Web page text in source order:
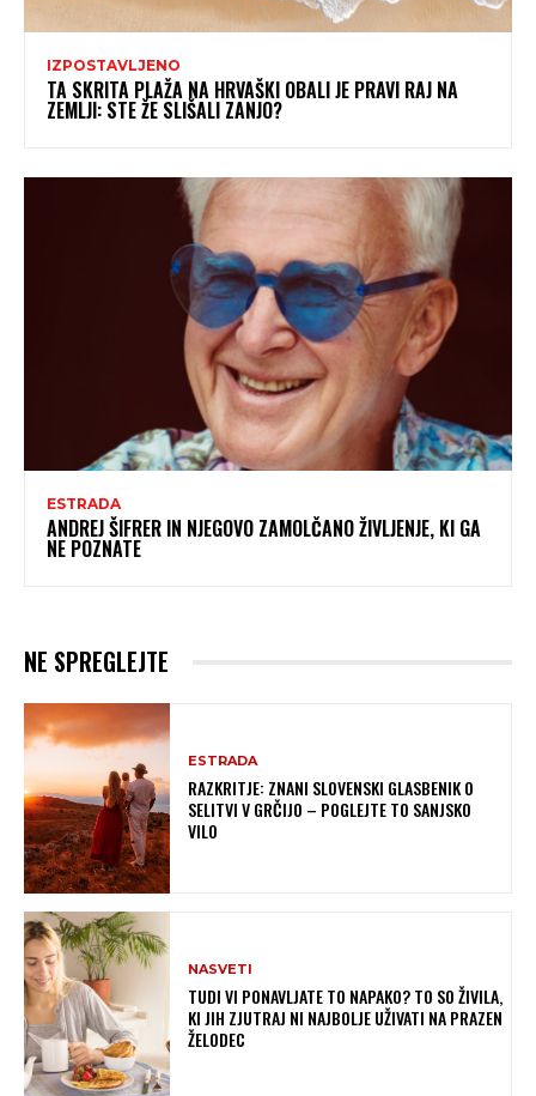
IZPOSTAVLJENO
TA SKRITA PLAŽA NA HRVAŠKI OBALI JE PRAVI RAJ NA
ZEMLJI: STE ŽE SLIŠALI ZANJO?
ESTRADA
ANDREJ ŠIFRER IN NJEGOVO ZAMOLČANO ŽIVLJENJE, KI GA
NE POZNATE
NE SPREGLEJTE
ESTRADA
RAZKRITJE: ZNANI SLOVENSKI GLASBENIK O
SELITVI V GRČIJO – POGLEJTE TO SANJSKO
VILO
NASVETI
TUDI VI PONAVLJATE TO NAPAKO? TO SO ŽIVILA,
KI JIH ZJUTRAJ NI NAJBOLJE UŽIVATI NA PRAZEN
ŽELODEC